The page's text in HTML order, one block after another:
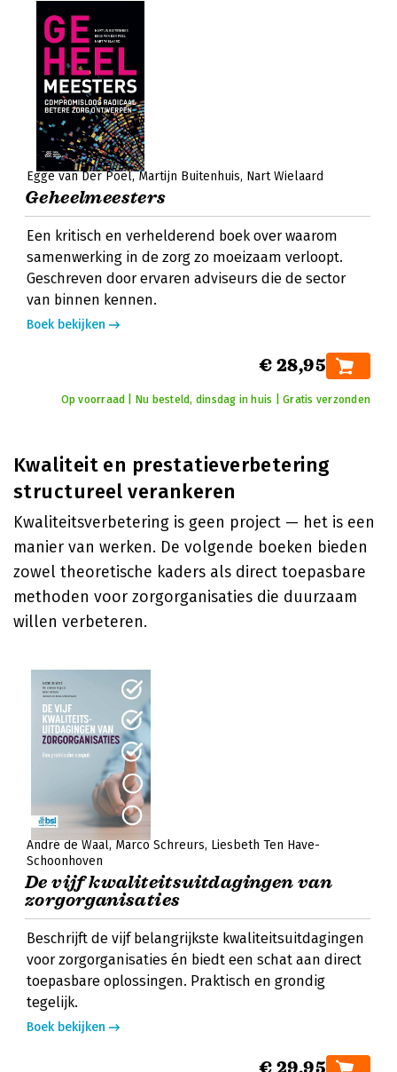
Egge van Der Poel Martijn Buitenhuis Nart Wielaard
Geheelmeesters
Een kritisch en verhelderend boek over waarom
samenwerking in de zorg zo moeizaam verloopt.
Geschreven door ervaren adviseurs die de sector
van binnen kennen.
Boek bekijken
€ 28,95
Op voorraad | Nu besteld, dinsdag in huis | Gratis verzonden
Kwaliteit en prestatieverbetering
structureel verankeren
Kwaliteitsverbetering is geen project — het is een
manier van werken. De volgende boeken bieden
zowel theoretische kaders als direct toepasbare
methoden voor zorgorganisaties die duurzaam
willen verbeteren.
André de Waal Marco Schreurs Liesbeth Ten Have-
Schoonhoven
De vijf kwaliteitsuitdagingen van
zorgorganisaties
Beschrijft de vijf belangrijkste kwaliteitsuitdagingen
voor zorgorganisaties én biedt een schat aan direct
toepasbare oplossingen. Praktisch en grondig
tegelijk.
Boek bekijken